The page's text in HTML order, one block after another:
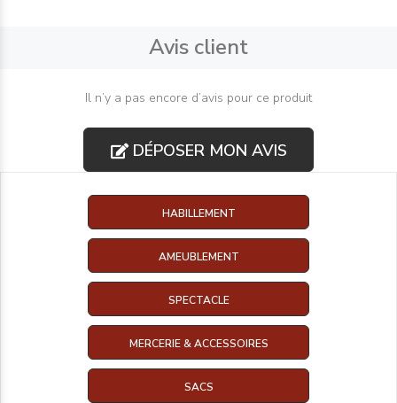
Avis client
Il n’y a pas encore d’avis pour ce produit
DÉPOSER MON AVIS
HABILLEMENT
AMEUBLEMENT
SPECTACLE
MERCERIE & ACCESSOIRES
SACS